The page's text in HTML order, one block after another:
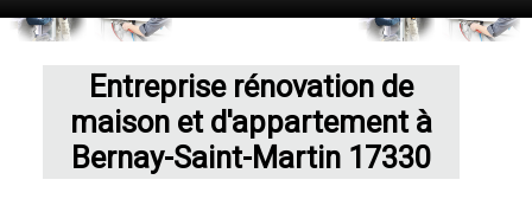
Entreprise rénovation de
maison et d'appartement à
Bernay-Saint-Martin 17330